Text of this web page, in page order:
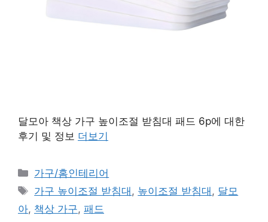
달모아 책상 가구 높이조절 받침대 패드 6p에 대한
후기 및 정보 더보기
카
테
고
리
가구/홈인테리어
태
그
가구 높이조절 받침대 , 높이조절 받침대 , 달모
아, 책상 가구, 패드